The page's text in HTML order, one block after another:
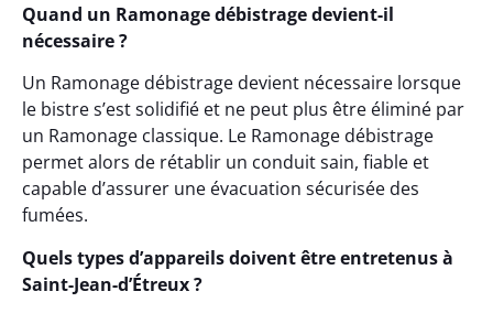
Quand un Ramonage débistrage devient-il
nécessaire ?
Un Ramonage débistrage devient nécessaire lorsque
le bistre s’est solidifié et ne peut plus être éliminé par
un Ramonage classique. Le Ramonage débistrage
permet alors de rétablir un conduit sain, fiable et
capable d’assurer une évacuation sécurisée des
fumées.
Quels types d’appareils doivent être entretenus à
Saint-Jean-d’Étreux ?